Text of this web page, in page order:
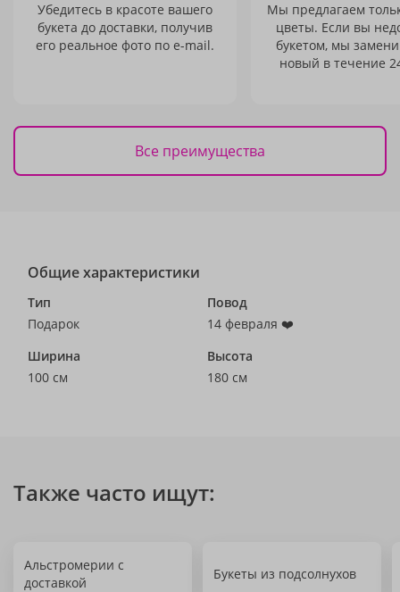
Убедитесь в красоте вашего
букета до доставки, получив
его реальное фото по e-mail.
Мы предлагаем
цветы. Если вы
букетом, мы
новый в течение
Все преимущества
Общие характеристики
Тип
Подарок
Повод
14 февраля ❤️
Ширина
100 см
Высота
180 см
Также часто ищут:
Альстромерии с
доставкой
Букеты из подсолнухов